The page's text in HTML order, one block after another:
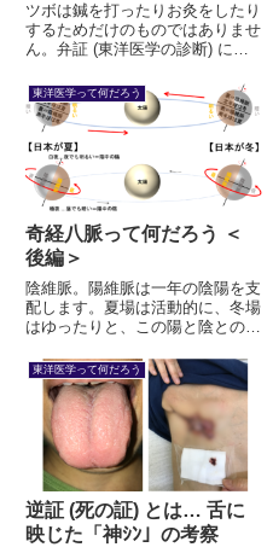
ツボは鍼を打ったりお灸をしたり
するためだけのものではありませ
ん。弁証 (東洋医学の診断) につ
を切経といいます。つまり、手や
足やお腹や背中をなで回し、それ
ぞれりツボの虚実を診て、気血や
五臓の異変を察するのです。
東洋医学って何だろう
奇経八脈って何だろう ＜
後編＞
陰維脈。陽維脈は一年の陰陽を支
配します。夏場は活動的に、冬場
はゆったりと、この陽と陰とのメ
蹻脈・陽蹻脈は一日の陰陽を支配
します。昼は活動的に、夜は早く
床につく、この陽と陰とのメリハ
リが、健康に直結します。
東洋医学って何だろう
逆証 (死の証) とは… 舌に
映じた「神ｼﾝ」の考察